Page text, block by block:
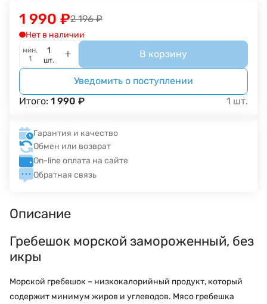
2 196 ₽
1 990 ₽
Нет в наличии
мин.
1
шт.
В корзину
Уведомить о поступлении
Итого: 1 990 ₽ 1 шт.
Гарантия и качество
Обмен или возврат
On-line оплата на сайте
Обратная связь
Описание
Гребешок морской замороженный, без
икры
Морской гребешок – низкокалорийный продукт, который
содержит минимум жиров и углеводов. Мясо гребешка